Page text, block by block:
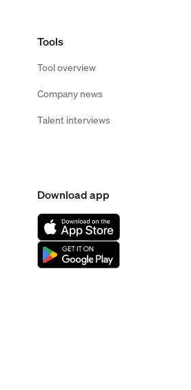
Tools
Tool overview
Company news
Talent interviews
Download app